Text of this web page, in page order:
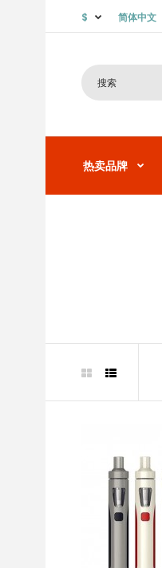
$ 简体中文
热卖品牌